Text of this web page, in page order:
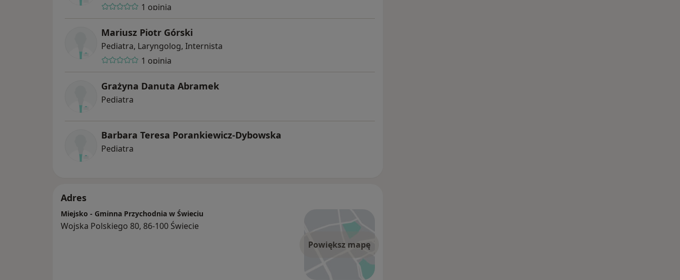
1 opinia
Mariusz Piotr Górski
Pediatra, Laryngolog, Internista
1 opinia
Grażyna Danuta Abramek
Pediatra
Barbara Teresa Porankiewicz-Dybowska
Pediatra
Adres
Powiększ mapę
Miejsko - Gminna Przychodnia w Świeciu
Wojska Polskiego 80, 86-100 Świecie